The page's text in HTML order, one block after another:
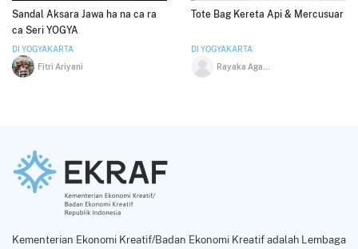
Sandal Aksara Jawa ha na ca ra
ca Seri YOGYA
DI YOGYAKARTA
Fitri Ariyani
Tote Bag Kereta Api & Mercusuar
DI YOGYAKARTA
Kementerian Ekonomi Kreatif/Badan Ekonomi Kreatif adalah Lembaga